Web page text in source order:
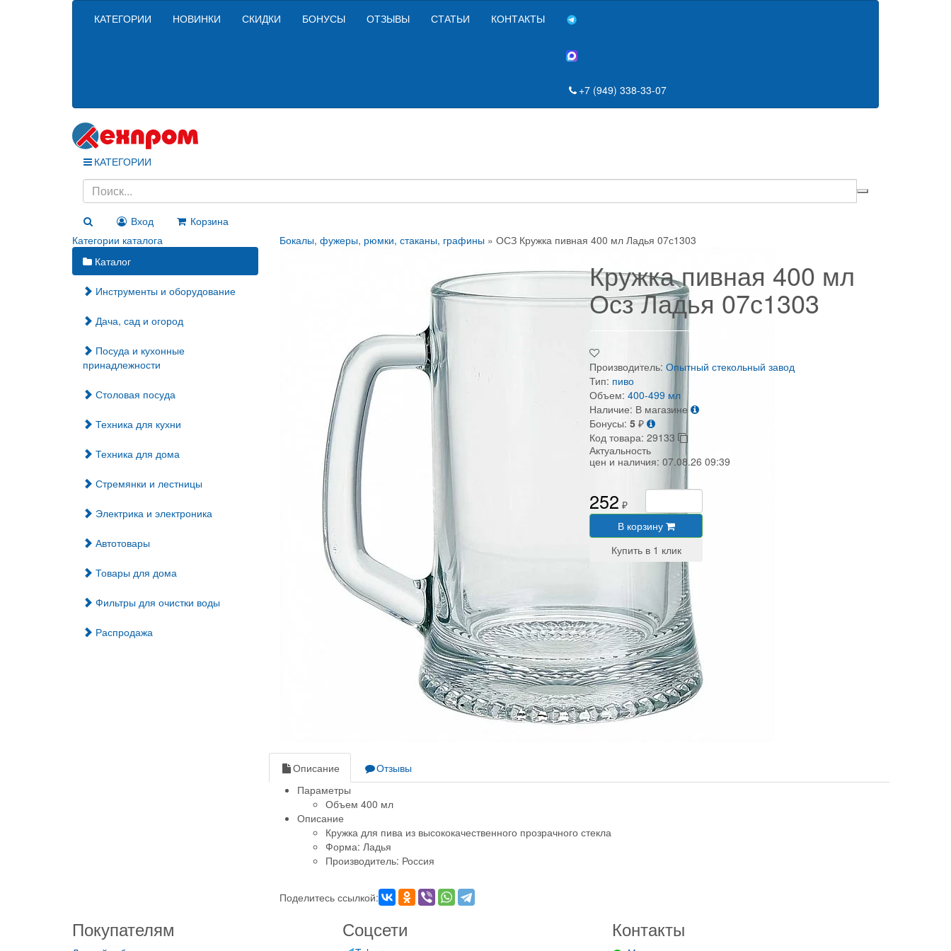
КАТЕГОРИИ НОВИНКИ СКИДКИ БОНУСЫ ОТЗЫВЫ СТАТЬИ КОНТАКТЫ
+7 (949) 338-33-07
КАТЕГОРИИ
Вход
Корзина
Категории каталога
Каталог
Инструменты и оборудование
Дача, сад и огород
Посуда и кухонные
принадлежности
Столовая посуда
Техника для кухни
Техника для дома
Стремянки и лестницы
Электрика и электроника
Автотовары
Товары для дома
Фильтры для очистки воды
Распродажа
Бокалы, фужеры, рюмки, стаканы, графины» ОСЗ Кружка пивная 400 мл Ладья 07с1303
Кружка пивная 400 мл
Осз Ладья 07с1303
Производитель: Опытный стекольный завод
Тип: пиво
Объем: 400-499 мл
Наличие: В магазине
Бонусы: 5 ₽
Код товара: 29133
Актуальность
цен и наличия: 07.08.26 09:39
252 ₽
В корзину
Описание
Отзывы
Параметры
Объем 400 мл
Описание
Кружка для пива из высококачественного прозрачного стекла
Форма: Ладья
Производитель: Россия
Поделитесь ссылкой:
Покупателям Соцсети Контакты